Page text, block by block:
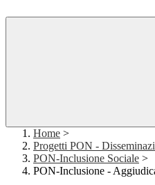
Home >
Progetti PON -
PON-Inclusione Sociale >
PON-Inclusione -